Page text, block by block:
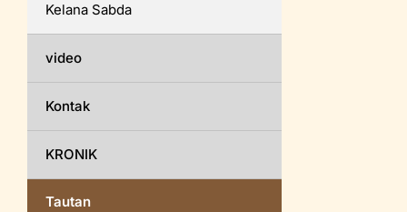
Kelana Sabda
video
Kontak
KRONIK
Tautan